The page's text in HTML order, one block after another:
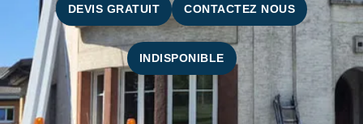
DEVIS GRATUIT CONTACTEZ NOUS
INDISPONIBLE